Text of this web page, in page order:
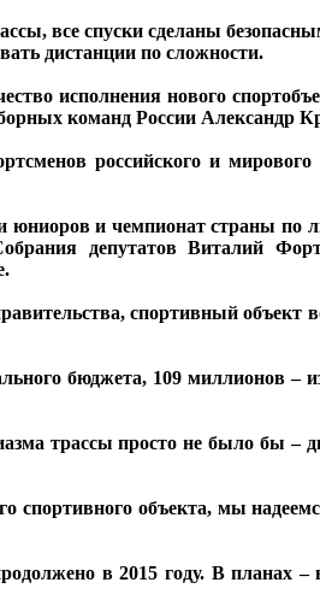
все спуски сделаны
дистанции по сложности.
исполнения нового
команд России Александр
российского и
юниоров и чемпионат страны
депутатов Виталий
спортивный
бюджета, 109 миллионов –
трассы просто не было бы –
объекта, мы
в 2015 году. В планах –